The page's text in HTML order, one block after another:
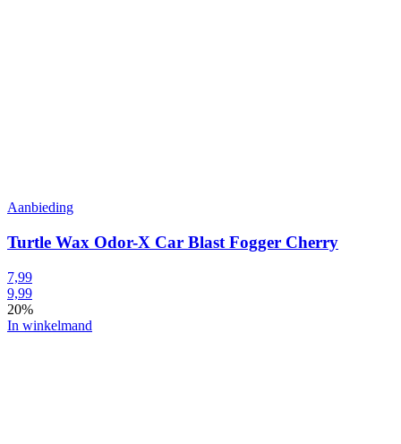
Aanbieding
Turtle Wax Odor-X Car Blast Fogger Cherry
7,99
9,99
20%
In winkelmand